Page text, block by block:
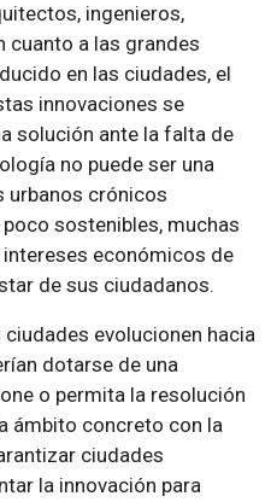
ingenieros,
cuanto a las grandes
en las ciudades, el
innovaciones se
solución ante la falta de
no puede ser una
urbanos crónicos
sostenibles, muchas
económicos de
de sus ciudadanos.
evolucionen hacia
dotarse de una
o permita la resolución
ámbito concreto con la
ciudades
la innovación para